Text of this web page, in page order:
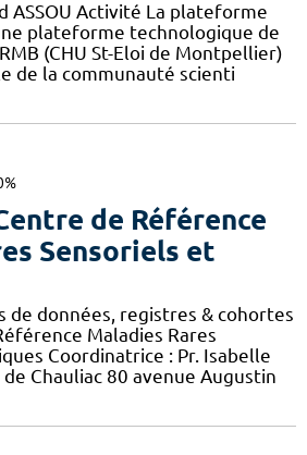
ASSOU Activité La plateforme
plateforme technologique de
(CHU St-Eloi de Montpellier)
de la communauté scienti
de Référence
Sensoriels et
de données, registres & cohortes
Maladies Rares
Coordinatrice : Pr. Isabelle
Chauliac 80 avenue Augustin